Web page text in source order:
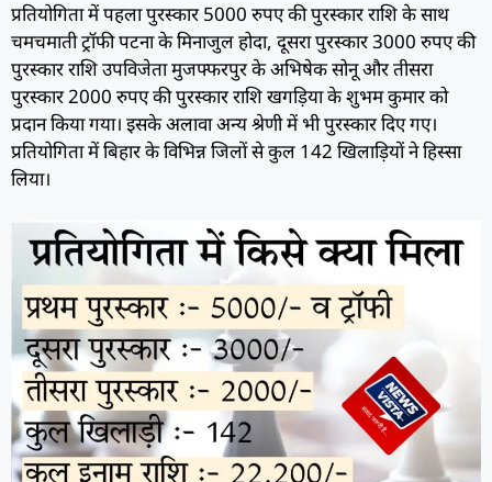
प्रतियोगिता में पहला पुरस्कार 5000 रुपए की पुरस्कार राशि के साथ
चमचमाती ट्रॉफी पटना के मिनाजुल होदा, दूसरा पुरस्कार 3000 रुपए की
पुरस्कार राशि उपविजेता मुजफ्फरपुर के अभिषेक सोनू और तीसरा
पुरस्कार 2000 रुपए की पुरस्कार राशि खगड़िया के शुभम कुमार को
प्रदान किया गया। इसके अलावा अन्य श्रेणी में भी पुरस्कार दिए गए।
प्रतियोगिता में बिहार के विभिन्न जिलों से कुल 142 खिलाड़ियों ने हिस्सा
लिया।